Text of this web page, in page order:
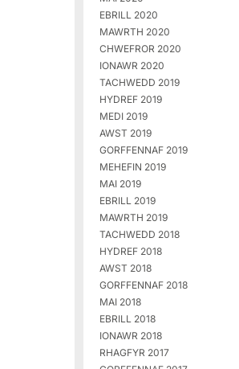
EBRILL 2020
MAWRTH 2020
CHWEFROR 2020
IONAWR 2020
TACHWEDD 2019
HYDREF 2019
MEDI 2019
AWST 2019
GORFFENNAF 2019
MEHEFIN 2019
MAI 2019
EBRILL 2019
MAWRTH 2019
TACHWEDD 2018
HYDREF 2018
AWST 2018
GORFFENNAF 2018
MAI 2018
EBRILL 2018
IONAWR 2018
RHAGFYR 2017